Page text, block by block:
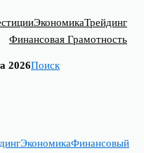
ЭкономикаТрейдинг
Финансовая Грамотность
2026Поиск
ЭкономикаФинансовый